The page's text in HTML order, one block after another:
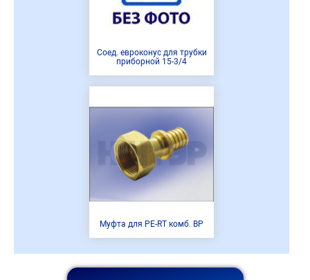
Соед. евроконус для трубки
приборной 15-3/4
Муфта для PE-RT комб. ВР